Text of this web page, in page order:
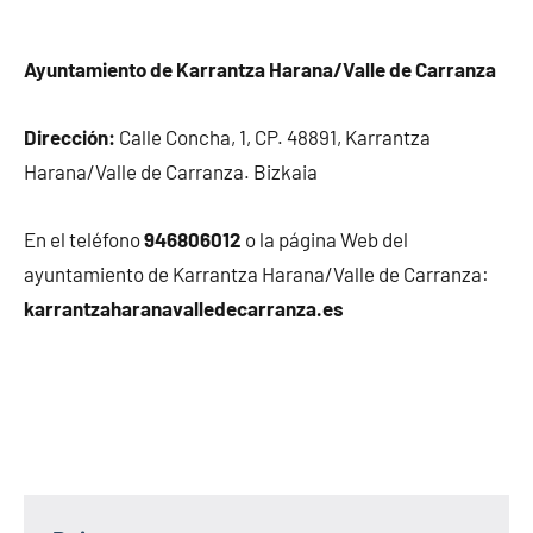
Ayuntamiento de Karrantza Harana/Valle de Carranza
Dirección: Calle Concha, 1, CP. 48891, Karrantza
Harana/Valle de Carranza. Bizkaia
En el teléfono946806012 o la página Web del
ayuntamiento de Karrantza Harana/Valle de Carranza:
karrantzaharanavalledecarranza.es